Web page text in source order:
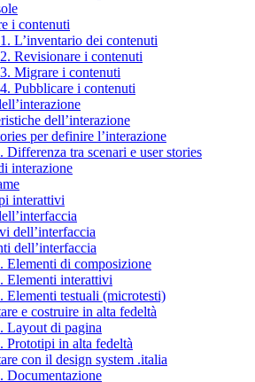
i contenuti
L’inventario dei contenuti
Revisionare i contenuti
Migrare i contenuti
Pubblicare i contenuti
dell’interazione
per definire l’interazione
Differenza tra scenari e user stories
interazione
interattivi
dell’interfaccia
dell’interfaccia
Elementi di composizione
Elementi interattivi
Elementi testuali (microtesti)
e costruire in alta fedeltà
Layout di pagina
Prototipi in alta fedeltà
con il design system .italia
Documentazione